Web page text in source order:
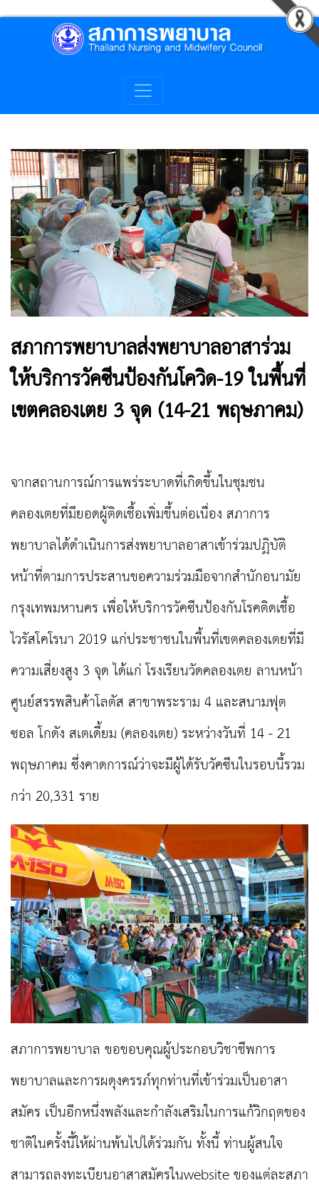
สภาการพยาบาลส่งพยาบาลอาสาร่วม
ให้บริการวัคซีนป้องกันโควิด-19 ในพื้นที่
เขตคลองเตย 3 จุด (14-21 พฤษภาคม)
จากสถานการณ์การแพร่ระบาดที่เกิดขึ้นในชุมชน
คลองเตยที่มียอดผู้ติดเชื้อเพิ่มขึ้นต่อเนื่อง สภาการ
พยาบาลได้ดำเนินการส่งพยาบาลอาสาเข้าร่วมปฏิบัติ
หน้าที่ตามการประสานขอความร่วมมือจากสำนักอนามัย
กรุงเทพมหานคร เพื่อให้บริการวัคซีนป้องกันโรคติดเชื้อ
ไวรัสโคโรนา 2019 แก่ประชาชนในพื้นที่เขตคลองเตยที่มี
ความเสี่ยงสูง 3 จุด ได้แก่ โรงเรียนวัดคลองเตย ลานหน้า
ศูนย์สรรพสินค้าโลตัส สาขาพระราม 4 และสนามฟุต
ซอล โกดัง สเตเดี้ยม (คลองเตย) ระหว่างวันที่ 14 - 21
พฤษภาคม ซึ่งคาดการณ์ว่าจะมีผู้ได้รับวัคซีนในรอบนี้รวม
กว่า 20,331 ราย
สภาการพยาบาล ขอขอบคุณผู้ประกอบวิชาชีพการ
พยาบาลและการผดุงครรภ์ทุกท่านที่เข้าร่วมเป็นอาสา
สมัคร เป็นอีกหนึ่งพลังและกำลังเสริมในการแก้วิกฤตของ
ชาติในครั้งนี้ให้ผ่านพ้นไปได้ร่วมกัน ทั้งนี้ ท่านผู้สนใจ
สามารถลงทะเบียนอาสาสมัครในwebsite ของแต่ละสภา